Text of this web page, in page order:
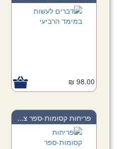
98.00 ₪
פריחות קסומות-ספר צ...